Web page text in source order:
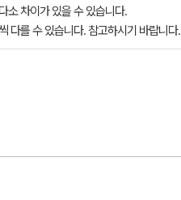
소 차이가 있을 수 있습니다.
다를 수 있습니다. 참고하시기 바랍니다.